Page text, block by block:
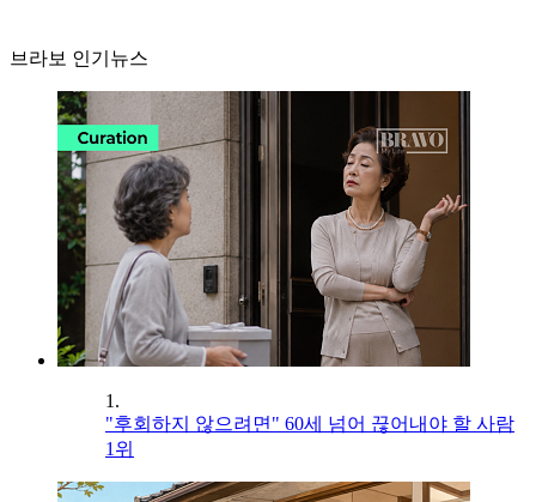
브라보 인기뉴스
1.
"후회하지 않으려면" 60세 넘어 끊어내야 할 사람
1위